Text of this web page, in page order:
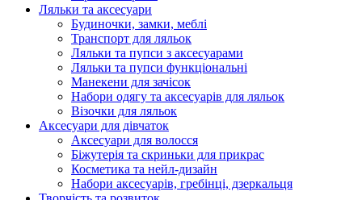
Ляльки та аксесуари
Будиночки, замки, меблі
Транспорт для ляльок
Ляльки та пупси з аксесуарами
Ляльки та пупси функціональні
Манекени для зачісок
Набори одягу та аксесуарів для ляльок
Візочки для ляльок
Аксесуари для дівчаток
Аксесуари для волосся
Біжутерія та скриньки для прикрас
Косметика та нейл-дизайн
Набори аксесуарів, гребінці, дзеркальця